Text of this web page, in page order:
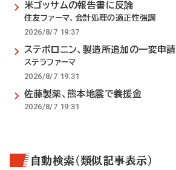
米ゴッサムの報告書に反論
住友ファーマ、会計処理の適正性強調
2026/8/7 19:37
ステボロニン、製造所追加の一変申請
ステラファーマ
2026/8/7 19:31
佐藤製薬、熊本地震で義援金
2026/8/7 19:31
自動検索（類似記事表示）